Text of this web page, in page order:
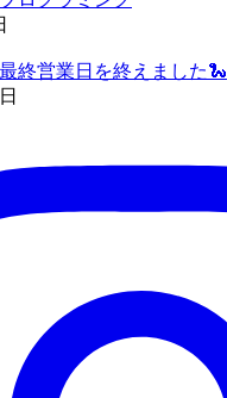
終営業日を終えました🐍